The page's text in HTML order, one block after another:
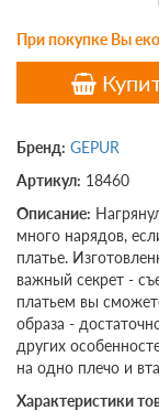
При покупке Вы
Бренд: GEPUR
Артикул: 18460
Описание:
много нарядов,
платье.
важный секрет -
платьем вы
образа -
других
на одно плечо и
Характеристики